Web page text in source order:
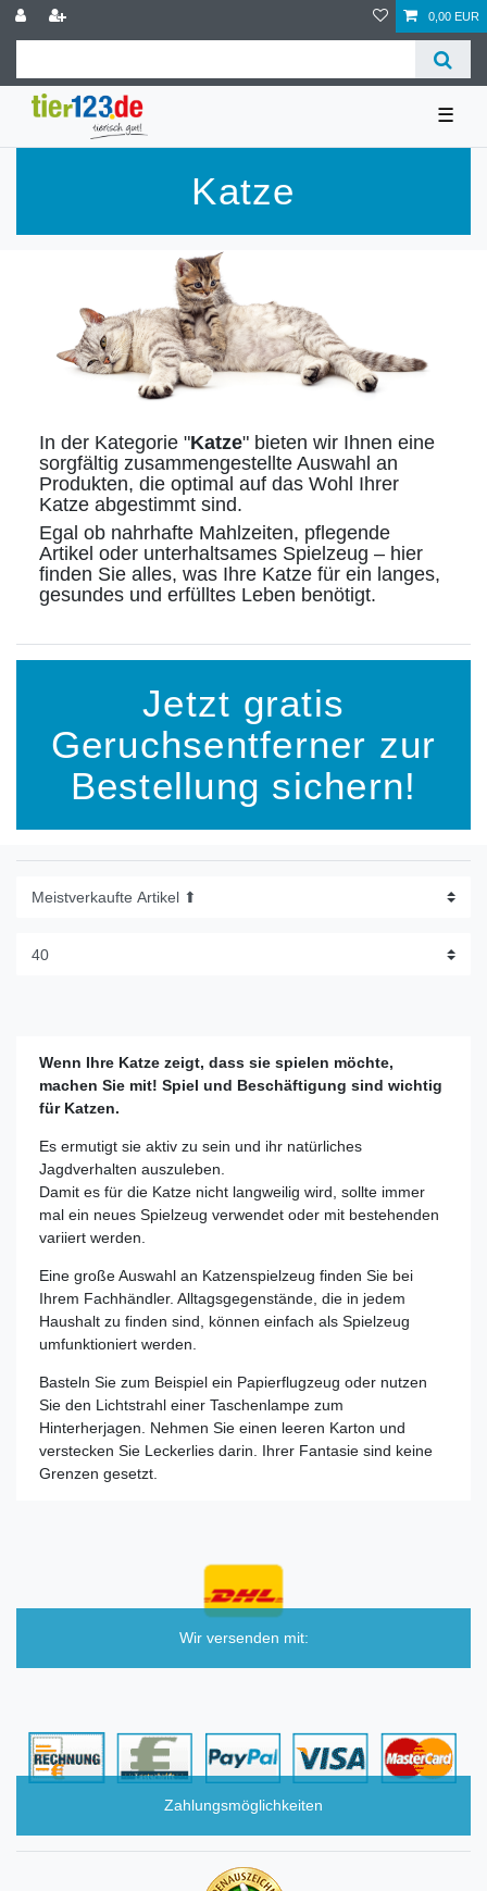
0,00 EUR
☰
Katze
In der Kategorie "Katze" bieten wir Ihnen eine
sorgfältig zusammengestellte Auswahl an
Produkten, die optimal auf das Wohl Ihrer
Katze abgestimmt sind.
Egal ob nahrhafte Mahlzeiten, pflegende
Artikel oder unterhaltsames Spielzeug – hier
finden Sie alles, was Ihre Katze für ein langes,
gesundes und erfülltes Leben benötigt.
Jetzt gratis
Geruchsentferner zur
Bestellung sichern!
Wenn Ihre Katze zeigt, dass sie spielen möchte,
machen Sie mit! Spiel und Beschäftigung sind wichtig
für Katzen.
Es ermutigt sie aktiv zu sein und ihr natürliches
Jagdverhalten auszuleben.
Damit es für die Katze nicht langweilig wird, sollte immer
mal ein neues Spielzeug verwendet oder mit bestehenden
variiert werden.
Eine große Auswahl an Katzenspielzeug finden Sie bei
Ihrem Fachhändler. Alltagsgegenstände, die in jedem
Haushalt zu finden sind, können einfach als Spielzeug
umfunktioniert werden.
Basteln Sie zum Beispiel ein Papierflugzeug oder nutzen
Sie den Lichtstrahl einer Taschenlampe zum
Hinterherjagen. Nehmen Sie einen leeren Karton und
verstecken Sie Leckerlies darin. Ihrer Fantasie sind keine
Grenzen gesetzt.
Wir versenden mit:
Zahlungsmöglichkeiten